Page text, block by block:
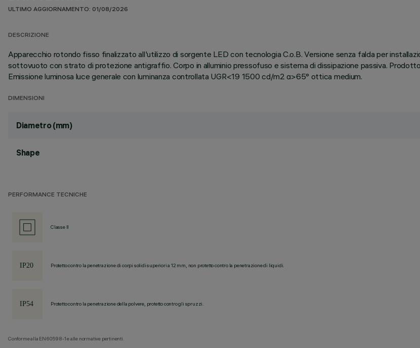
ULTIMO AGGIORNAMENTO: 01/08/2026
DESCRIZIONE
Apparecchio rotondo fisso finalizzato all'utilizzo di sorgente LED con tecnologia C.o.B. Versione senza falda per
sottovuoto con strato di protezione antigraffio. Corpo in alluminio pressofuso e sistema di dissipazione passiva.
Emissione luminosa luce generale con luminanza controllata UGR<19 1500 cd/m2 α>65° ottica medium.
DIMENSIONI
Diametro (mm)
Shape
PERFORMANCE TECNICHE
Classe II
Protetto contro la penetrazione di corpi solidi superiori a 12 mm, non protetto contro la penetrazione di liquidi.
Protetto contro la penetrazione della polvere, protetto contro gli spruzzi.
Conforme alla EN60598-1 e alle normative pertinenti.